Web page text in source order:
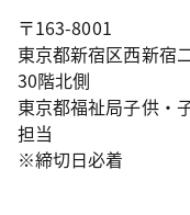
〒163-8001
東京都新宿区西新
30階北側
東京都福祉局子供・
担当
※締切日必着